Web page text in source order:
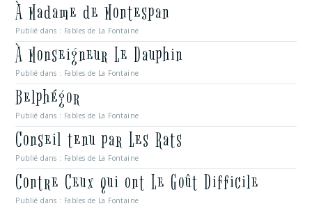
À Madame de Montespan
Publié dans : Fables de La Fontaine
À Monseigneur Le Dauphin
Publié dans : Fables de La Fontaine
Belphégor
Publié dans : Fables de La Fontaine
Conseil tenu par Les Rats
Publié dans : Fables de La Fontaine
Contre Ceux qui ont Le Goût Difficile
Publié dans : Fables de La Fontaine